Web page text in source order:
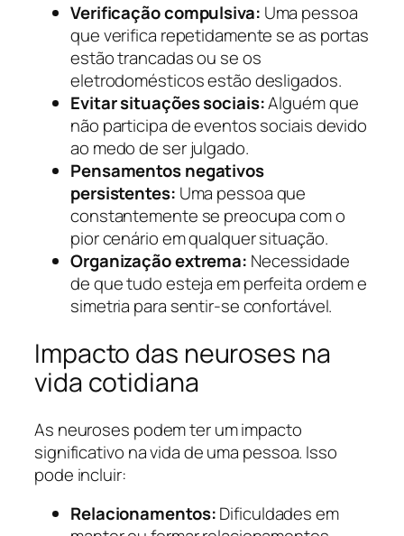
Verificação compulsiva: Uma pessoa
que verifica repetidamente se as portas
estão trancadas ou se os
eletrodomésticos estão desligados.
Evitar situações sociais:Alguém que
não participa de eventos sociais devido
ao medo de ser julgado.
Pensamentos negativos
persistentes: Uma pessoa que
constantemente se preocupa com o
pior cenário em qualquer situação.
Organização extrema: Necessidade
de que tudo esteja em perfeita ordem e
simetria para sentir-se confortável.
Impacto das neuroses na
vida cotidiana
As neuroses podem ter um impacto
significativo na vida de uma pessoa. Isso
pode incluir:
Relacionamentos:Dificuldades em